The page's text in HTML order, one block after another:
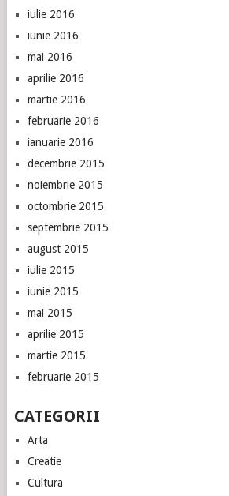
iulie 2016
iunie 2016
mai 2016
aprilie 2016
martie 2016
februarie 2016
ianuarie 2016
decembrie 2015
noiembrie 2015
octombrie 2015
septembrie 2015
august 2015
iulie 2015
iunie 2015
mai 2015
aprilie 2015
martie 2015
februarie 2015
CATEGORII
Arta
Creatie
Cultura